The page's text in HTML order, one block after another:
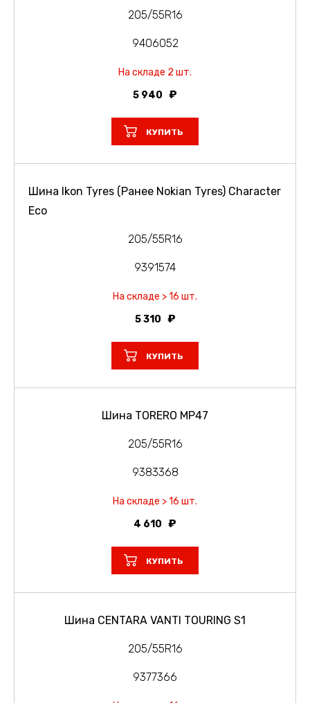
205/55R16
9406052
На складе 2 шт.
5 940
КУПИТЬ
Шина Ikon Tyres (Ранее Nokian Tyres) Character
Eco
205/55R16
9391574
На складе > 16 шт.
5 310
КУПИТЬ
Шина TORERO MP47
205/55R16
9383368
На складе > 16 шт.
4 610
КУПИТЬ
Шина CENTARA VANTI TOURING S1
205/55R16
9377366